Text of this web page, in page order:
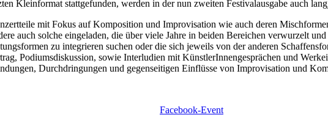
Kleinformat stattgefunden, werden in der nun zweiten Festivalausgabe auch
mit Fokus auf Komposition und Improvisation wie auch deren
auch solche eingeladen, die über viele Jahre in beiden Bereichen verwurzelt
zu integrieren suchen oder die sich jeweils von der anderen
Podiumsdiskussion, sowie Interludien mit KünstlerInnengesprächen und
Durchdringungen und gegenseitigen Einflüsse von Improvisation und
Facebook-Event